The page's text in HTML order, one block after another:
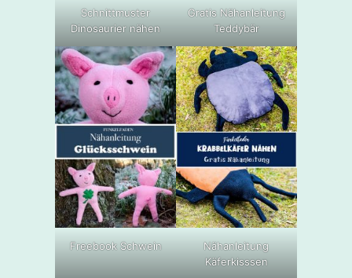
Schnittmuster
Dinosaurier nähen
Gratis Nähanleitung
Teddybär
Freebook Schwein
Nähanleitung
Käferkisssen